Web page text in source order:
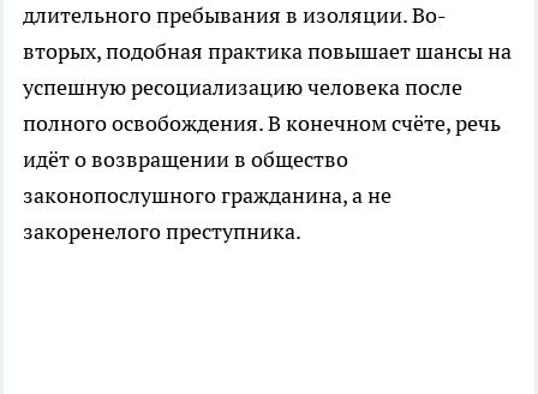
длительного пребывания в изоляции. Во-
вторых, подобная практика повышает шансы на
успешную ресоциализацию человека после
полного освобождения. В конечном счёте, речь
идёт о возвращении в общество
законопослушного гражданина, а не
закоренелого преступника.